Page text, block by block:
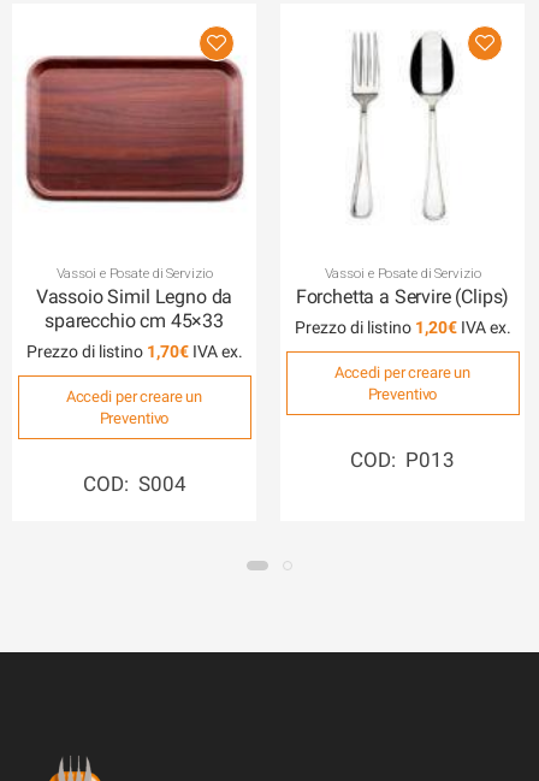
Vassoi e Posate di Servizio
Vassoio Simil Legno da
sparecchio cm 45×33
Prezzo di listino 1,70€
Accedi per creare un
Preventivo
COD: S004
Vassoi e Posate di Servizio
Forchetta a Servire (Clips)
Prezzo di listino 1,20€
Accedi per creare un
Preventivo
COD: P013